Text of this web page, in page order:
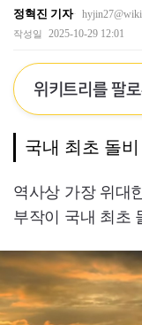
정혁진 기자
작성일 2025-10-29 12:01
위키트리를 팔
국내 최초 돌
역사상 가장 위대
부작이 국내 최초